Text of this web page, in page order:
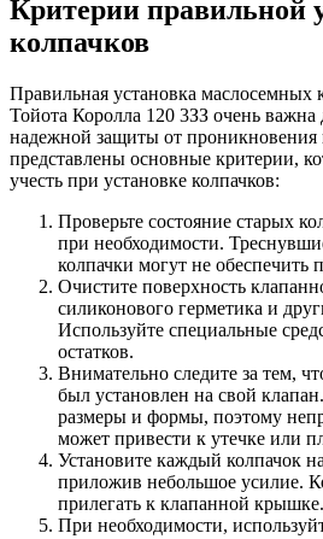
Критерии правильной
колпачков
Правильная установка маслосемных
Тойота Королла 120 3ЗЗ очень важна
надежной защиты от
представлены основные критерии,
учесть при установке колпачков:
Проверьте состояние старых
при необходимости.
колпачки могут не обеспечить
Очистите поверхность
силиконового герметика и
Используйте специальные
остатков.
Внимательно следите за тем,
был установлен на свой
размеры и формы, поэтому
может привести к утечке или
Установите каждый колпачок
приложив небольшое усилие.
прилегать к клапанной крышке.
При необходимости,